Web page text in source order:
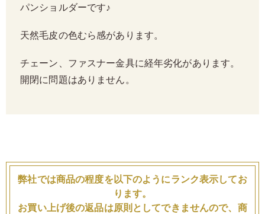
パンショルダーです♪
天然毛皮の色むら感があります。
チェーン、ファスナー金具に経年劣化があります。
開閉に問題はありません。
弊社では商品の程度を以下のようにランク表示してお
ります。
お買い上げ後の返品は原則としてできませんので、商